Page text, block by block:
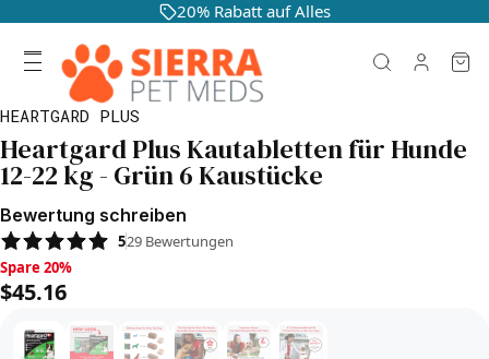
20% Rabatt auf Alles
HEARTGARD PLUS
Heartgard Plus Kautabletten für Hunde
12-22 kg - Grün 6 Kaustücke
Bewertung schreiben
529 Bewertungen
Spare 20%, $45.16
Spare 20%
$45.16